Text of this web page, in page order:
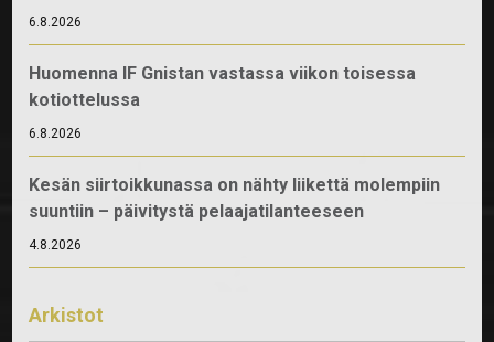
6.8.2026
Huomenna IF Gnistan vastassa viikon toisessa
kotiottelussa
6.8.2026
Kesän siirtoikkunassa on nähty liikettä molempiin
suuntiin – päivitystä pelaajatilanteeseen
4.8.2026
Arkistot